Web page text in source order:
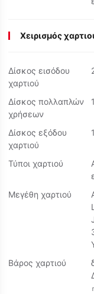
Χειρισμός
Δίσκος εισόδου
χαρτιού
Δίσκος πολλαπλών
χρήσεων
Δίσκος εξόδου
χαρτιού
Τύποι χαρτιού
Μεγέθη χαρτιού
Βάρος χαρτιού